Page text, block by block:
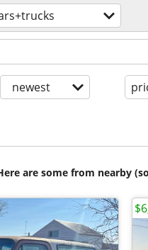
newest
are some from nearby